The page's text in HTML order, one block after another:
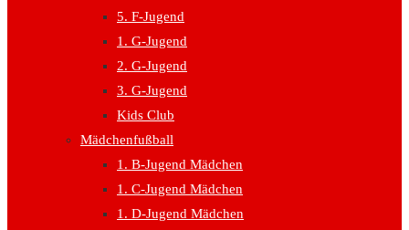
5. F-Jugend
1. G-Jugend
2. G-Jugend
3. G-Jugend
Kids Club
Mädchenfußball
1. B-Jugend Mädchen
1. C-Jugend Mädchen
1. D-Jugend Mädchen